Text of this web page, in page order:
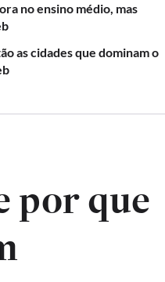
no ensino médio, mas
as cidades que dominam o
por que